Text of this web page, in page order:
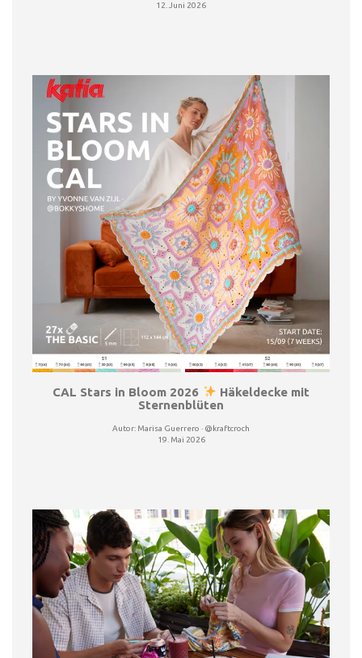
12. Juni 2026
CAL Stars in Bloom 2026
Häkeldecke mit
Sternenblüten
Autor: Marisa Guerrero · @kraftcroch
19. Mai 2026